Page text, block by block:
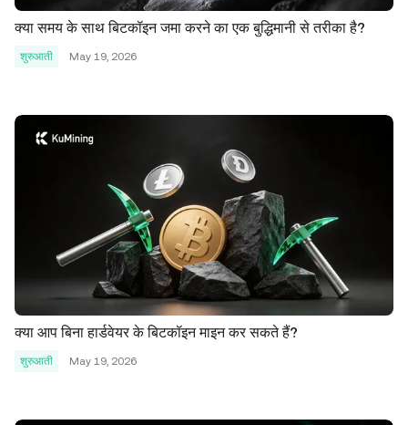
क्या समय के साथ बिटकॉइन जमा करने का एक बुद्धिमानी से तरीका है?
शुरुआती May 19, 2026
क्या आप बिना हार्डवेयर के बिटकॉइन माइन कर सकते हैं?
शुरुआती May 19, 2026